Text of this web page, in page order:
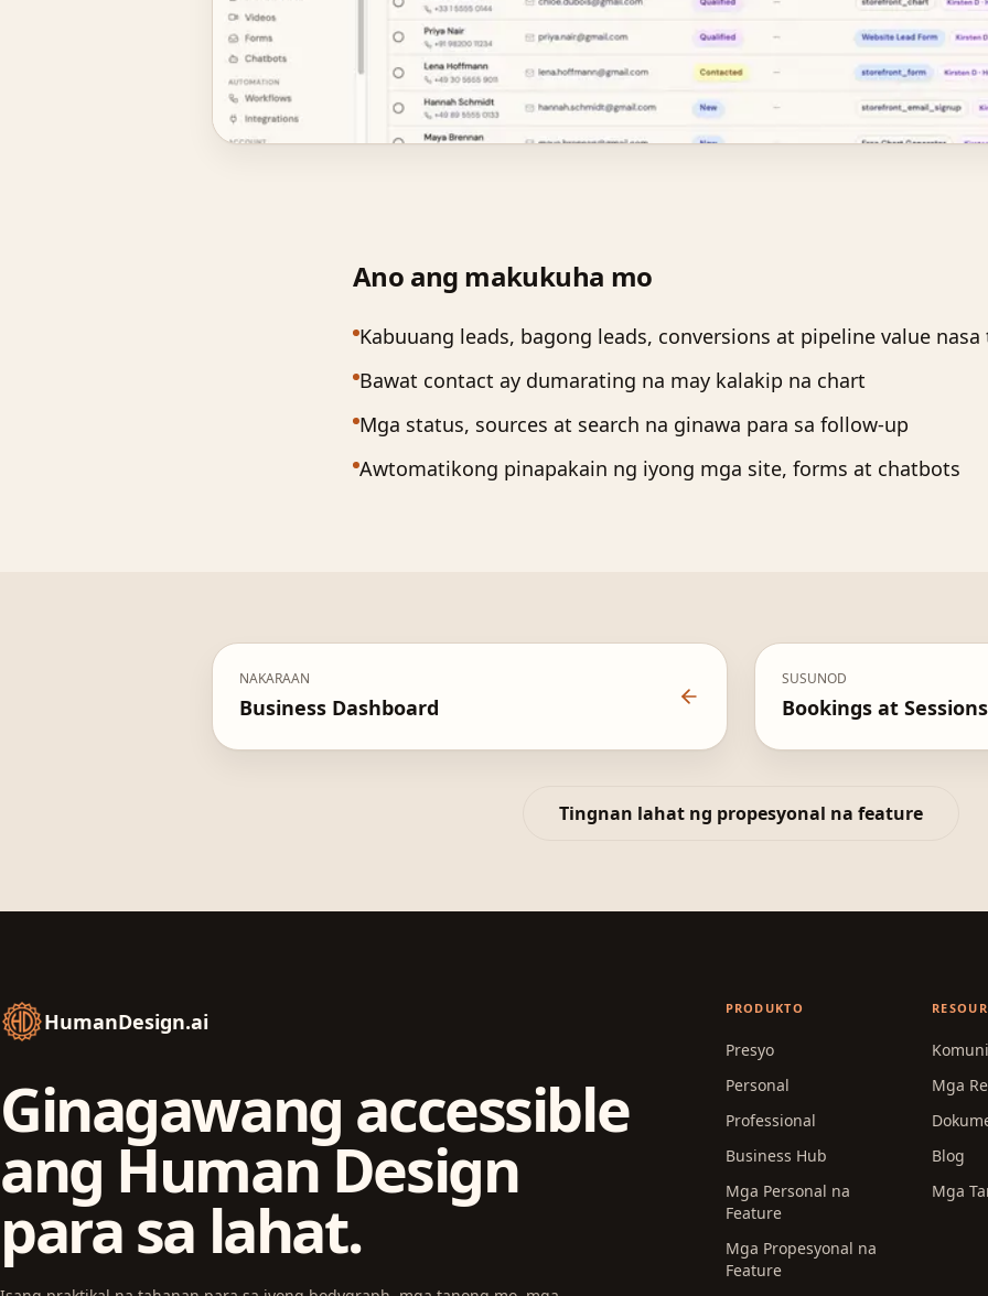
Ano ang makukuha mo
Kabuuang leads, bagong leads, conversions at pipeline value nasa
Bawat contact ay dumarating na may kalakip na chart
Mga status, sources at search na ginawa para sa follow-up
Awtomatikong pinapakain ng iyong mga site, forms at chatbots
NAKARAAN
Business Dashboard
SUSUNOD
Bookings at Sessions
Tingnan lahat ng propesyonal na feature
HumanDesign.ai
Ginagawang accessible
ang Human Design
para sa lahat.
PRODUKTO
Presyo
Personal
Professional
Business Hub
Mga Personal na
Feature
Mga Propesyonal na
Feature
Mga
Blog
Mga